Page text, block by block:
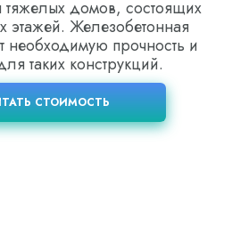
тяжелых домов, состоящих
этажей. Железобетонная
необходимую прочность и
таких конструкций.
СТОИМОСТЬ